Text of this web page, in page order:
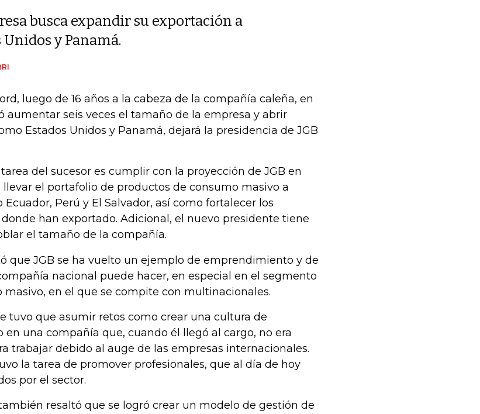
busca expandir su exportación a
Unidos y Panamá.
luego de 16 años a la cabeza de la compañía caleña, en
aumentar seis veces el tamaño de la empresa y abrir
Estados Unidos y Panamá, dejará la presidencia de JGB
del sucesor es cumplir con la proyección de JGB en
llevar el portafolio de productos de consumo masivo a
Ecuador, Perú y El Salvador, así como fortalecer los
han exportado. Adicional, el nuevo presidente tiene
el tamaño de la compañía.
que JGB se ha vuelto un ejemplo de emprendimiento y de
nacional puede hacer, en especial en el segmento
masivo, en el que se compite con multinacionales.
tuvo que asumir retos como crear una cultura de
en una compañía que, cuando él llegó al cargo, no era
trabajar debido al auge de las empresas internacionales.
la tarea de promover profesionales, que al día de hoy
por el sector.
resaltó que se logró crear un modelo de gestión de